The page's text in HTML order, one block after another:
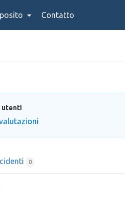
Contatto
utenti
0